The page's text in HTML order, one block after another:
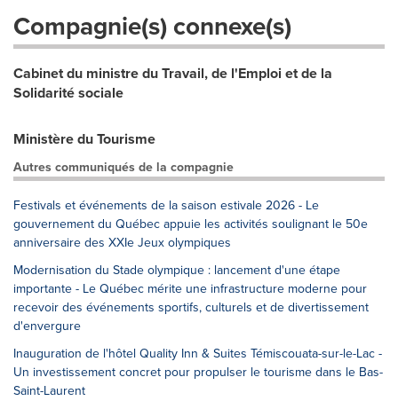
Compagnie(s) connexe(s)
Cabinet du ministre du Travail, de l'Emploi et de la
Solidarité sociale
Ministère du Tourisme
Autres communiqués de la compagnie
Festivals et événements de la saison estivale 2026 - Le
gouvernement du Québec appuie les activités soulignant le 50e
anniversaire des XXIe Jeux olympiques
Modernisation du Stade olympique : lancement d'une étape
importante - Le Québec mérite une infrastructure moderne pour
recevoir des événements sportifs, culturels et de divertissement
d'envergure
Inauguration de l'hôtel Quality Inn & Suites Témiscouata-sur-le-Lac -
Un investissement concret pour propulser le tourisme dans le Bas-
Saint-Laurent